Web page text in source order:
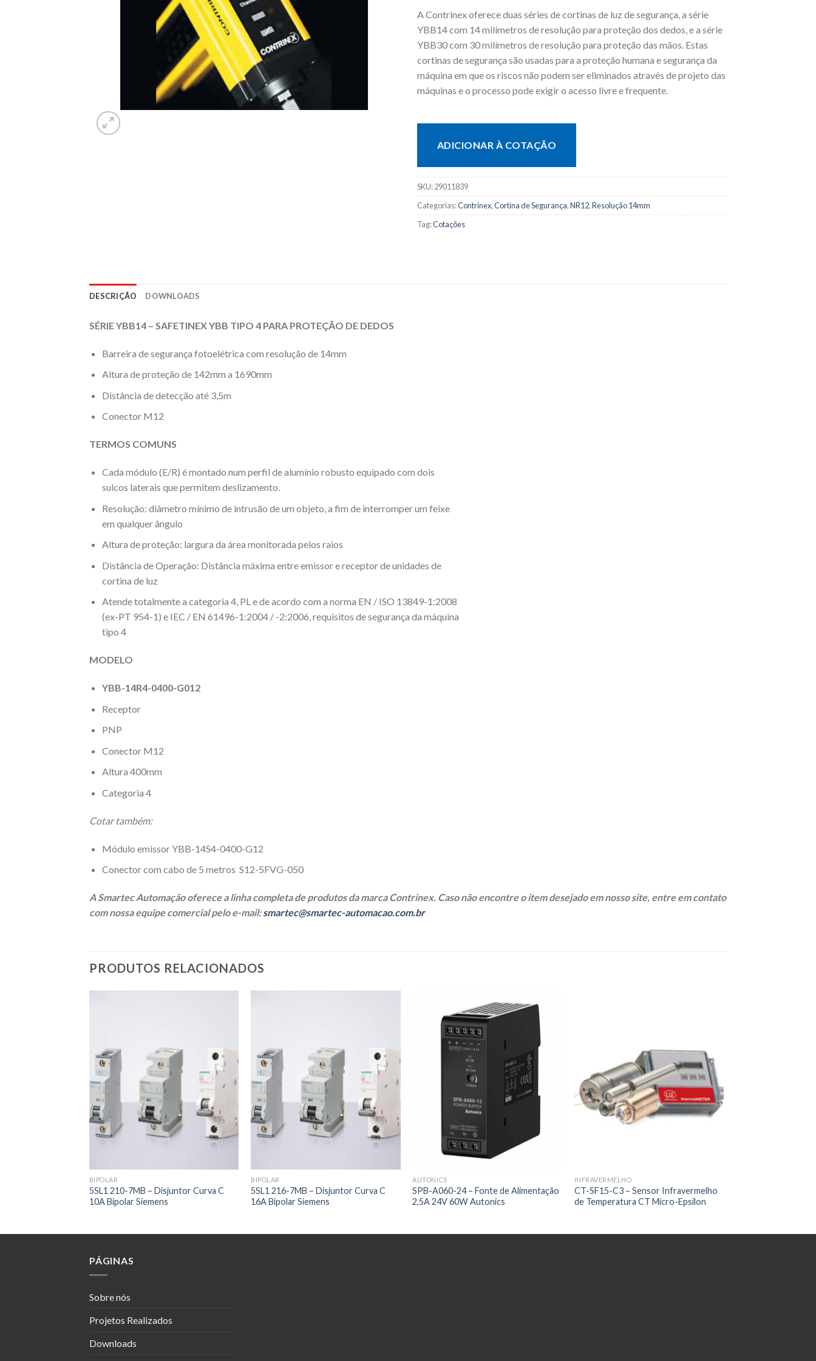
A Contrinex oferece duas séries de cortinas de luz de segurança, a série
YBB14 com 14 milímetros de resolução para proteção dos dedos, e a série
YBB30 com 30 milímetros de resolução para proteção das mãos. Estas
cortinas de segurança são usadas para a proteção humana e segurança da
máquina em que os riscos não podem ser eliminados através de projeto das
máquinas e o processo pode exigir o acesso livre e frequente.
ADICIONAR À COTAÇÃO
SKU:29011839
Categorias:Contrinex,Cortina de Segurança,NR12,Resolução 14mm
Tag:Cotações
DESCRIÇÃO DOWNLOADS
SÉRIE YBB14 – SAFETINEX YBB TIPO 4 PARA PROTEÇÃO DE DEDOS
Barreira de segurança fotoelétrica com resolução de 14mm
Altura de proteção de 142mm a 1690mm
Distância de detecção até 3,5m
Conector M12
TERMOS COMUNS
Cada módulo (E/R) é montado num perfil de alumínio robusto equipado com dois
sulcos laterais que permitem deslizamento.
Resolução: diâmetro mínimo de intrusão de um objeto, a fim de interromper um feixe
em qualquer ângulo
Altura de proteção: largura da área monitorada pelos raios
Distância de Operação: Distância máxima entre emissor e receptor de unidades de
cortina de luz
Atende totalmente a categoria 4, PL e de acordo com a norma EN / ISO 13849-1:2008
(ex-PT 954-1) e IEC / EN 61496-1:2004 / -2:2006, requisitos de segurança da máquina
tipo 4
MODELO
YBB-14R4-0400-G012
Receptor
PNP
Conector M12
Altura 400mm
Categoria 4
Cotar também:
Módulo emissor YBB-14S4-0400-G12
Conector com cabo de 5 metros S12-5FVG-050
A Smartec Automação oferece a linha completa de produtos da marca Contrinex. Caso não encontre o item desejado em nosso site, entre em contato
com nossa equipe comercial pelo e-mail:smartec@smartec-automacao.com.br
PRODUTOS RELACIONADOS
BIPOLAR
5SL1 210-7MB – Disjuntor Curva C
10A Bipolar Siemens
BIPOLAR
5SL1 216-7MB – Disjuntor Curva C
16A Bipolar Siemens
AUTONICS
SPB-A060-24 – Fonte de Alimentação
2,5A 24V 60W Autonics
INFRAVERMELHO
CT-SF15-C3 – Sensor Infravermelho
de Temperatura CT Micro-Epsilon
PÁGINAS
Sobre nós
Projetos Realizados
Downloads